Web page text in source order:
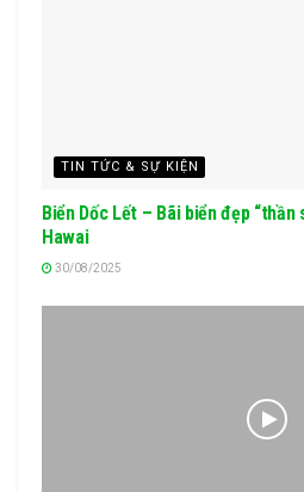
TIN TỨC & SỰ KIỆN
Biển Dốc Lết – Bãi biển đẹp
Hawai
30/08/2025